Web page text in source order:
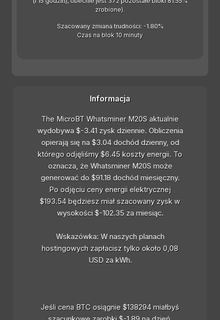
zrobione).
Szacowany zmiana trudności: -1.80%
Czas na blok 10 minuty
Informacja
The MicroBT Whatsminer M20S aktualnie
wydobywa $-3.41 zysk dziennie. Obliczenia
opierają się na $3.04 dochód dzienny, od
którego odjęliśmy $6.45 koszty energii. To
oznacza, że Whatsminer M20S może
generować do $91.18 dochód miesięczny.
Po odjęciu ceny energii elektrycznej
$193.54 będziesz miał szacowany zysk w
wysokości $-102.35 za miesiąc.
Wskazówka: W naszych planach
hostingowych zapłacisz tylko około 0,08
USD za kWh.
Jeśli cena BTC osiągnie $138294 miałbyś